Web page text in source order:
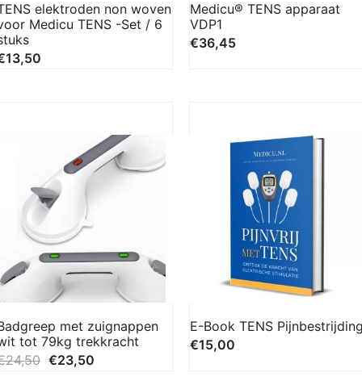
elektroden non woven
Medicu TENS -Set / 6
13,50
Medicu® TENS apparaat
VDP1
€36,45
met zuignappen
tot 79kg trekkracht
24,50 €23,50
E-Book TENS
€15,00